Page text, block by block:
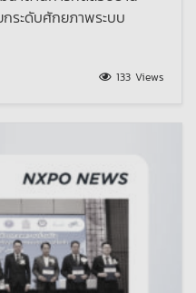
ระดับศักยภาพระบบ
133 Views